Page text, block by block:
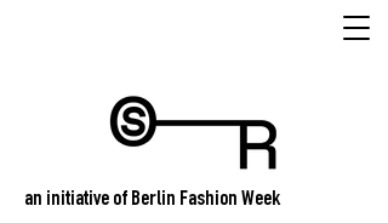
an initiative of Berlin Fashion Week